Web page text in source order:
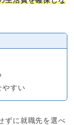
やすい
ずに就職先を選べ